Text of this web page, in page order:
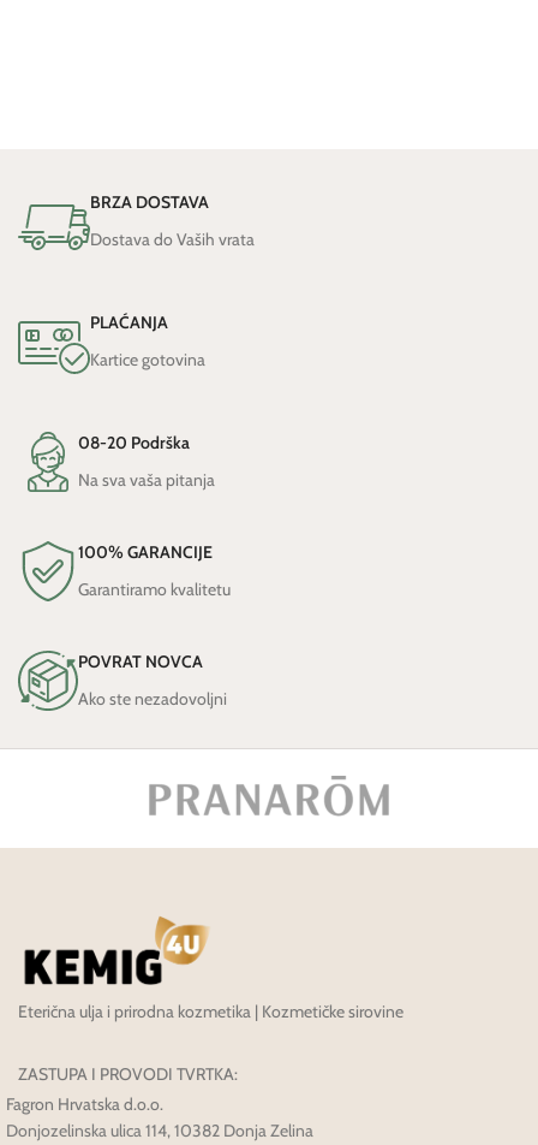
BRZA DOSTAVA
Dostava do Vaših vrata
PLAĆANJA
Kartice gotovina
08-20 Podrška
Na sva vaša pitanja
100% GARANCIJE
Garantiramo kvalitetu
POVRAT NOVCA
Ako ste nezadovoljni
Eterična ulja i prirodna kozmetika | Kozmetičke sirovine
ZASTUPA I PROVODI TVRTKA:
Fagron Hrvatska d.o.o.
Donjozelinska ulica 114, 10382 Donja Zelina